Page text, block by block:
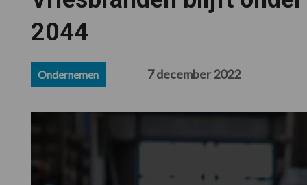
2044
Ondernemen 7 december 2022